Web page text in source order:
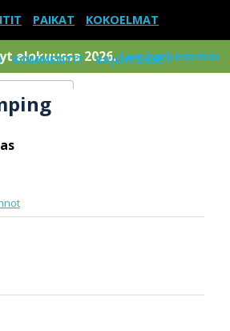
PAIKAT KOKOELMAT
KOMMENTIT RAJOITUKSET
Menu
elokuussa 2026.Lue tarkemmin